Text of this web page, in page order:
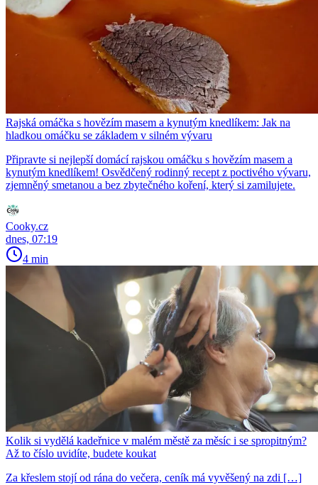
Rajská omáčka s hovězím masem a kynutým knedlíkem: Jak na
hladkou omáčku se základem v silném vývaru
Připravte si nejlepší domácí rajskou omáčku s hovězím masem a
kynutým knedlíkem! Osvědčený rodinný recept z poctivého vývaru,
zjemněný smetanou a bez zbytečného koření, který si zamilujete.
Cooky.cz
dnes, 07:19
4 min
Kolik si vydělá kadeřnice v malém městě za měsíc i se spropitným?
Až to číslo uvidíte, budete koukat
Za křeslem stojí od rána do večera, ceník má vyvěšený na zdi […]